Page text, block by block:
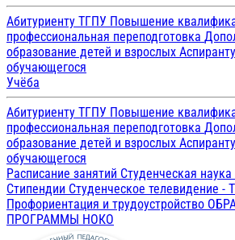
Абитуриенту ТГПУ Повышение
профессиональная переподготовка
образование детей и взрослых
обучающегося
Учёба
Абитуриенту ТГПУ Повышение
профессиональная переподготовка
образование детей и взрослых
обучающегося
Расписание занятий Студенческая наука
Стипендии Студенческое телевидение -
Профориентация и трудоустройство
ПРОГРАММЫ НОКО